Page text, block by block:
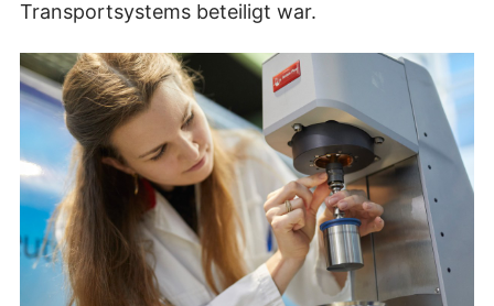
Transportsystems beteiligt war.